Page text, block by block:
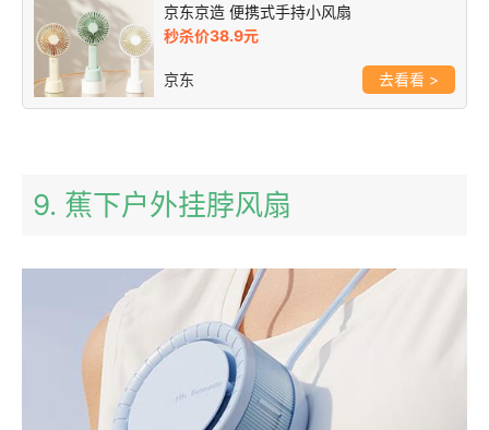
京东京造 便携式手持小风扇
秒杀价38.9元
京东 >
9. 蕉下户外挂脖风扇